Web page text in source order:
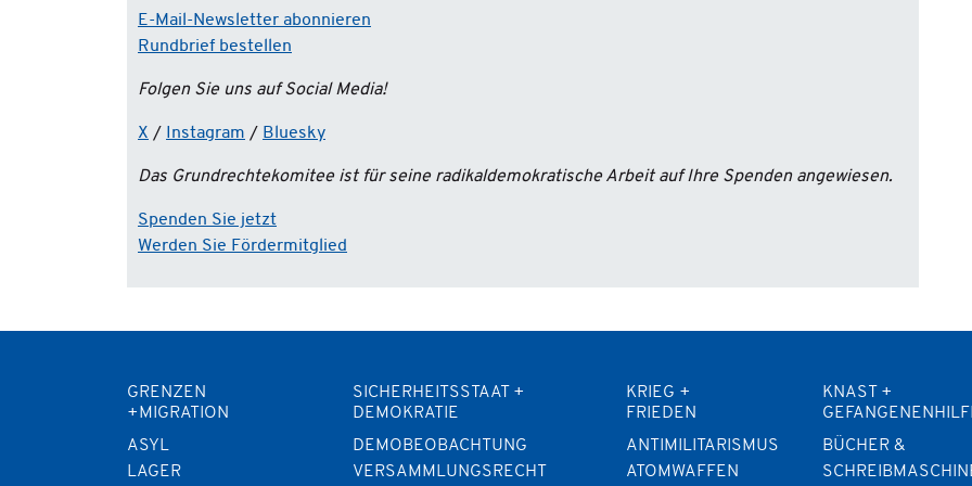
E-Mail-Newsletter abonnieren
Rundbrief bestellen
Folgen Sie uns auf Social Media!
X / Instagram / Bluesky
Das Grundrechtekomitee ist für seine radikaldemokratische Arbeit auf Ihre Spenden angewiesen.
Spenden Sie jetzt
Werden Sie Fördermitglied
GRENZEN
+MIGRATION
ASYL
LAGER
SICHERHEITSSTAAT +
DEMOKRATIE
DEMOBEOBACHTUNG
VERSAMMLUNGSRECHT
KRIEG +
FRIEDEN
ANTIMILITARISMUS
ATOMWAFFEN
KNAST +
BÜCHER &